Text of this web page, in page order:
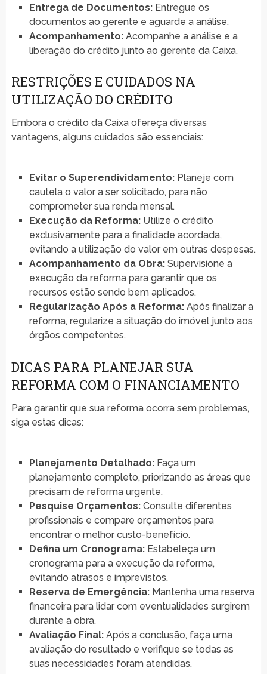
Entrega de Documentos:Entregue os
documentos ao gerente e aguarde a análise.
Acompanhamento:Acompanhe a análise e a
liberação do crédito junto ao gerente da Caixa.
RESTRIÇÕES E CUIDADOS NA
UTILIZAÇÃO DO CRÉDITO
Embora o crédito da Caixa ofereça diversas
vantagens, alguns cuidados são essenciais:
Evitar o Superendividamento:Planeje com
cautela o valor a ser solicitado, para não
comprometer sua renda mensal.
Execução da Reforma:Utilize o crédito
exclusivamente para a finalidade acordada,
evitando a utilização do valor em outras despesas.
Acompanhamento da Obra:Supervisione a
execução da reforma para garantir que os
recursos estão sendo bem aplicados.
Regularização Após a Reforma:Após finalizar a
reforma, regularize a situação do imóvel junto aos
órgãos competentes.
DICAS PARA PLANEJAR SUA
REFORMA COM O FINANCIAMENTO
Para garantir que sua reforma ocorra sem problemas,
siga estas dicas:
Planejamento Detalhado:Faça um
planejamento completo, priorizando as áreas que
precisam de reforma urgente.
Pesquise Orçamentos:Consulte diferentes
profissionais e compare orçamentos para
encontrar o melhor custo-benefício.
Defina um Cronograma:Estabeleça um
cronograma para a execução da reforma,
evitando atrasos e imprevistos.
Reserva de Emergência:Mantenha uma reserva
financeira para lidar com eventualidades surgirem
durante a obra.
Avaliação Final:Após a conclusão, faça uma
avaliação do resultado e verifique se todas as
suas necessidades foram atendidas.